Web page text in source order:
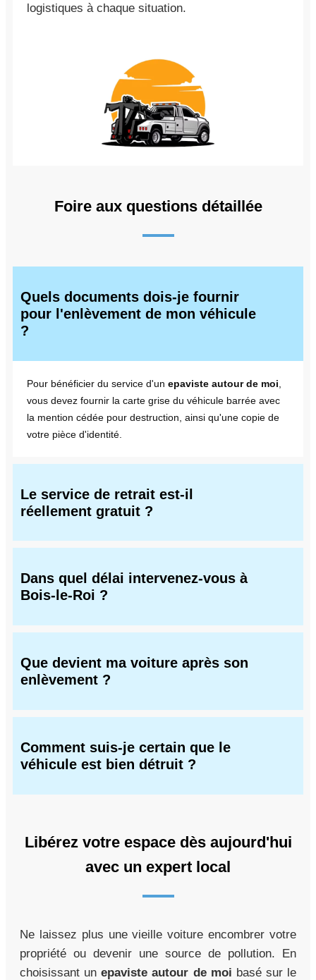
logistiques à chaque situation.
Foire aux questions détaillée
Quels documents dois-je fournir
pour l'enlèvement de mon véhicule
?
Pour bénéficier du service d'un epaviste autour de moi
vous devez fournir la carte grise du véhicule barrée avec
la mention cédée pour destruction, ainsi qu'une copie de
votre pièce d'identité.
Le service de retrait est-il
réellement gratuit ?
Dans quel délai intervenez-vous à
Bois-le-Roi ?
Que devient ma voiture après son
enlèvement ?
Comment suis-je certain que le
véhicule est bien détruit ?
Libérez votre espace dès aujourd'hui
avec un expert local
Ne laissez plus une vieille voiture encombrer votre
propriété ou devenir une source de pollution. En
choisissant unepaviste autour de moi basé sur le